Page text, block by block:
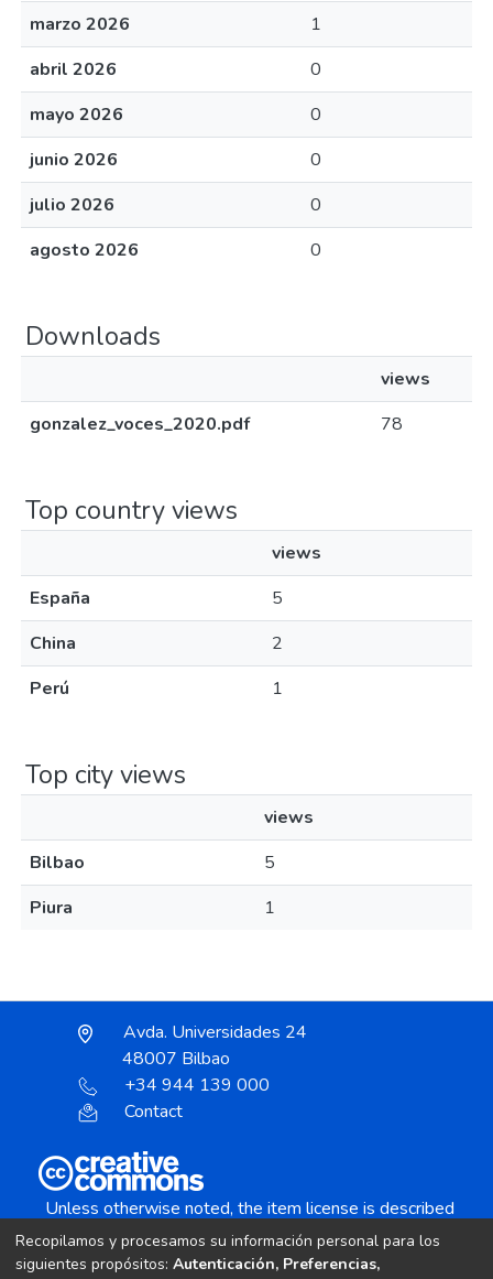
marzo 2026
1
abril 2026
0
mayo 2026
0
junio 2026
0
julio 2026
0
agosto 2026
0
Downloads
views
gonzalez_voces_2020.pdf
78
Top country views
views
España
5
China
2
Perú
1
Top city views
views
Bilbao
5
Piura
1
Avda. Universidades 24
48007 Bilbao
+34 944 139 000
Contact
Unless otherwise noted, the item license is described
as:
Creative Commons Attribution-NonCommercial-
Recopilamos y procesamos su información personal para los
siguientes propósitos: Autenticación, Preferencias,